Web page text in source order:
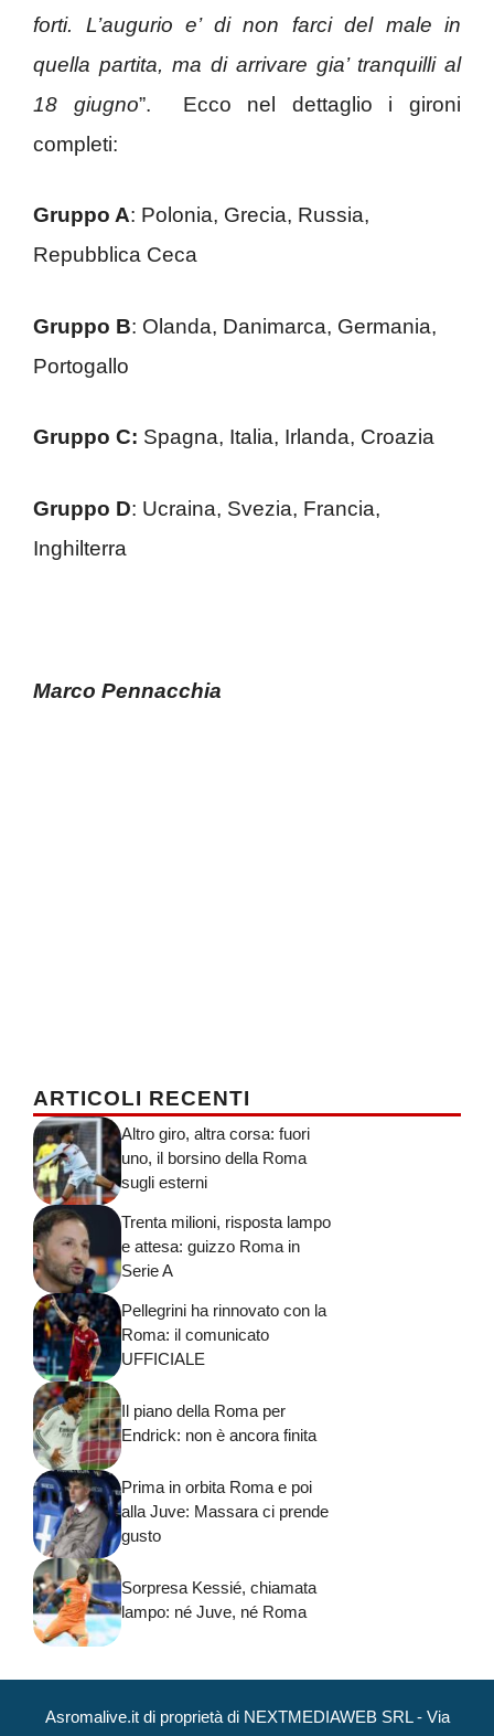
forti. L’augurio e’ di non farci del male in
quella partita, ma di arrivare gia’ tranquilli al
18 giugno”. Ecco nel dettaglio i gironi
completi:
Gruppo A: Polonia, Grecia, Russia,
Repubblica Ceca
Gruppo B: Olanda, Danimarca, Germania,
Portogallo
Gruppo C: Spagna, Italia, Irlanda, Croazia
Gruppo D: Ucraina, Svezia, Francia,
Inghilterra
Marco Pennacchia
ARTICOLI RECENTI
Altro giro, altra corsa: fuori
uno, il borsino della Roma
sugli esterni
Trenta milioni, risposta lampo
e attesa: guizzo Roma in
Serie A
Pellegrini ha rinnovato con la
Roma: il comunicato
UFFICIALE
Il piano della Roma per
Endrick: non è ancora finita
Prima in orbita Roma e poi
alla Juve: Massara ci prende
gusto
Sorpresa Kessié, chiamata
lampo: né Juve, né Roma
Asromalive.it di proprietà di NEXTMEDIAWEB SRL - Via